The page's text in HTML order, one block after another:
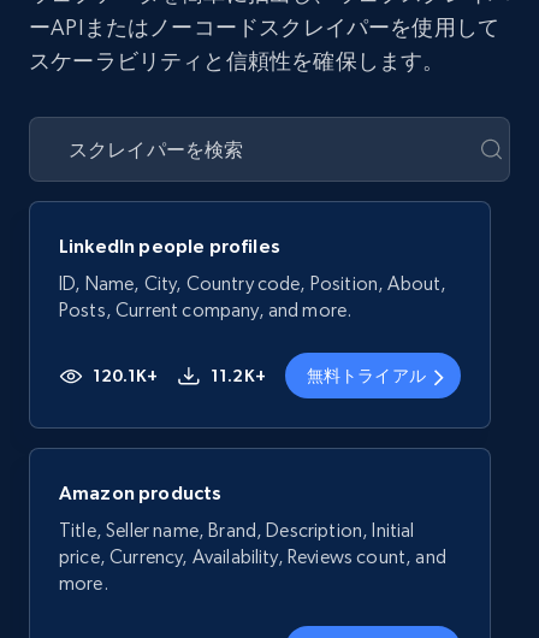
ーAPIまたはノーコードスクレイパーを使用して
スケーラビリティと信頼性を確保します。
LinkedIn people profiles
ID, Name, City, Country code, Position, About,
Posts, Current company, and more.
120.1K+ 11.2K+ 無料トライアル
Amazon products
Title, Seller name, Brand, Description, Initial
price, Currency, Availability, Reviews count, and
more.